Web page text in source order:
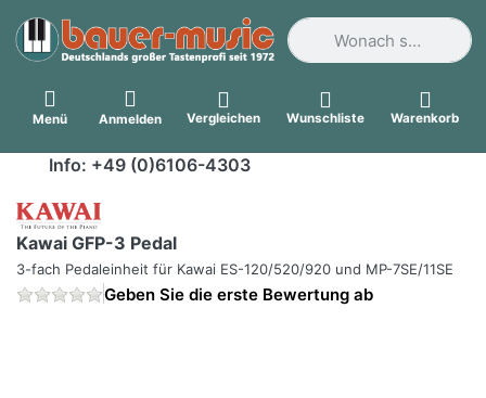
Geben Sie einen
Menü Anmelden Vergleichen Wunschliste Warenkorb
Info: +49 (0)6106-4303
Kawai GFP-3 Pedal
3-fach Pedaleinheit für Kawai ES-120/520/920 und MP-7SE/11SE
Geben Sie die erste Bewertung ab